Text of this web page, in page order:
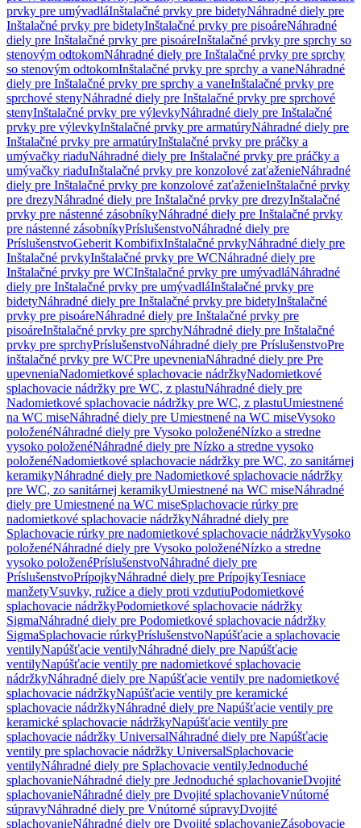
prvky pre umývadláInštalačné prvky pre bidetyNáhradné diely pre
Inštalačné prvky pre bidetyInštalačné prvky pre pisoáreNáhradné
diely pre Inštalačné prvky pre pisoáreInštalačné prvky pre sprchy so
stenovým odtokomNáhradné diely pre Inštalačné prvky pre sprchy
so stenovým odtokomInštalačné prvky pre sprchy a vaneNáhradné
diely pre Inštalačné prvky pre sprchy a vaneInštalačné prvky pre
sprchové stenyNáhradné diely pre Inštalačné prvky pre sprchové
stenyInštalačné prvky pre výlevkyNáhradné diely pre Inštalačné
prvky pre výlevkyInštalačné prvky pre armatúryNáhradné diely pre
Inštalačné prvky pre armatúryInštalačné prvky pre práčky a
umývačky riaduNáhradné diely pre Inštalačné prvky pre práčky a
umývačky riaduInštalačné prvky pre konzolové zaťaženieNáhradné
diely pre Inštalačné prvky pre konzolové zaťaženieInštalačné prvky
pre drezyNáhradné diely pre Inštalačné prvky pre drezyInštalačné
prvky pre nástenné zásobníkyNáhradné diely pre Inštalačné prvky
pre nástenné zásobníkyPríslušenstvoNáhradné diely pre
PríslušenstvoGeberit KombifixInštalačné prvkyNáhradné diely pre
Inštalačné prvkyInštalačné prvky pre WCNáhradné diely pre
Inštalačné prvky pre WCInštalačné prvky pre umývadláNáhradné
diely pre Inštalačné prvky pre umývadláInštalačné prvky pre
bidetyNáhradné diely pre Inštalačné prvky pre bidetyInštalačné
prvky pre pisoáreNáhradné diely pre Inštalačné prvky pre
pisoáreInštalačné prvky pre sprchyNáhradné diely pre Inštalačné
prvky pre sprchyPríslušenstvoNáhradné diely pre PríslušenstvoPre
inštalačné prvky pre WCPre upevneniaNáhradné diely pre Pre
upevneniaNadomietkové splachovacie nádržkyNadomietkové
splachovacie nádržky pre WC, z plastuNáhradné diely pre
Nadomietkové splachovacie nádržky pre WC, z plastuUmiestnené
na WC miseNáhradné diely pre Umiestnené na WC miseVysoko
položenéNáhradné diely pre Vysoko položenéNízko a stredne
vysoko položenéNáhradné diely pre Nízko a stredne vysoko
položenéNadomietkové splachovacie nádržky pre WC, zo sanitárnej
keramikyNáhradné diely pre Nadomietkové splachovacie nádržky
pre WC, zo sanitárnej keramikyUmiestnené na WC miseNáhradné
diely pre Umiestnené na WC miseSplachovacie rúrky pre
nadomietkové splachovacie nádržkyNáhradné diely pre
Splachovacie rúrky pre nadomietkové splachovacie nádržkyVysoko
položenéNáhradné diely pre Vysoko položenéNízko a stredne
vysoko položenéPríslušenstvoNáhradné diely pre
PríslušenstvoPrípojkyNáhradné diely pre PrípojkyTesniace
manžetyVsuvky, ružice a diely proti vzdutiuPodomietkové
splachovacie nádržkyPodomietkové splachovacie nádržky
SigmaNáhradné diely pre Podomietkové splachovacie nádržky
SigmaSplachovacie rúrkyPríslušenstvoNapúšťacie a splachovacie
ventilyNapúšťacie ventilyNáhradné diely pre Napúšťacie
ventilyNapúšťacie ventily pre nadomietkové splachovacie
nádržkyNáhradné diely pre Napúšťacie ventily pre nadomietkové
splachovacie nádržkyNapúšťacie ventily pre keramické
splachovacie nádržkyNáhradné diely pre Napúšťacie ventily pre
keramické splachovacie nádržkyNapúšťacie ventily pre
splachovacie nádržky UniversalNáhradné diely pre Napúšťacie
ventily pre splachovacie nádržky UniversalSplachovacie
ventilyNáhradné diely pre Splachovacie ventilyJednoduché
splachovanieNáhradné diely pre Jednoduché splachovanieDvojité
splachovanieNáhradné diely pre Dvojité splachovanieVnútorné
súpravyNáhradné diely pre Vnútorné súpravyDvojité
splachovanieNáhradné diely pre Dvojité splachovanieZásobovacie